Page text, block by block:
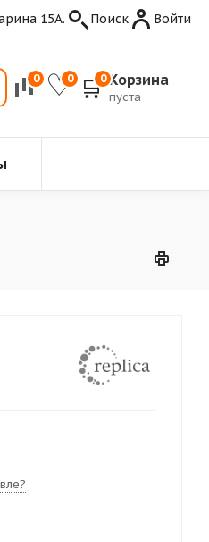
15А. Поиск Войти
0 0 0 Корзина
пуста